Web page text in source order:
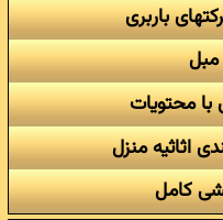
باربری
مبل
محتویات
اثاثیه منزل
کامل